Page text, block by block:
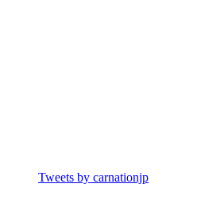
Tweets by carnationjp